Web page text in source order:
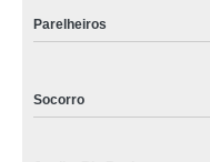
Parelheiros
Socorro